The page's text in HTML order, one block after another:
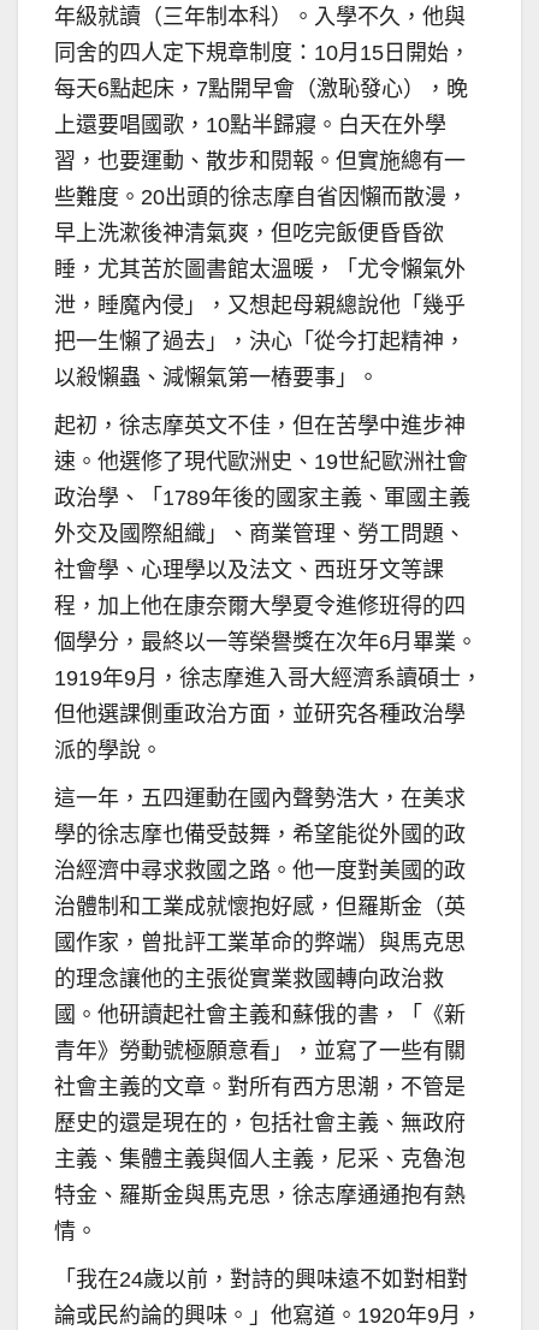
年級就讀（三年制本科）。入學不久，他與
同舍的四人定下規章制度：10月15日開始，
每天6點起床，7點開早會（激恥發心），晚
上還要唱國歌，10點半歸寢。白天在外學
習，也要運動、散步和閱報。但實施總有一
些難度。20出頭的徐志摩自省因懶而散漫，
早上洗漱後神清氣爽，但吃完飯便昏昏欲
睡，尤其苦於圖書館太溫暖，「尤令懶氣外
泄，睡魔內侵」，又想起母親總說他「幾乎
把一生懶了過去」，決心「從今打起精神，
以殺懶蟲、減懶氣第一樁要事」。
起初，徐志摩英文不佳，但在苦學中進步神
速。他選修了現代歐洲史、19世紀歐洲社會
政治學、「1789年後的國家主義、軍國主義
外交及國際組織」、商業管理、勞工問題、
社會學、心理學以及法文、西班牙文等課
程，加上他在康奈爾大學夏令進修班得的四
個學分，最終以一等榮譽獎在次年6月畢業。
1919年9月，徐志摩進入哥大經濟系讀碩士，
但他選課側重政治方面，並研究各種政治學
派的學說。
這一年，五四運動在國內聲勢浩大，在美求
學的徐志摩也備受鼓舞，希望能從外國的政
治經濟中尋求救國之路。他一度對美國的政
治體制和工業成就懷抱好感，但羅斯金（英
國作家，曾批評工業革命的弊端）與馬克思
的理念讓他的主張從實業救國轉向政治救
國。他研讀起社會主義和蘇俄的書，「《新
青年》勞動號極願意看」，並寫了一些有關
社會主義的文章。對所有西方思潮，不管是
歷史的還是現在的，包括社會主義、無政府
主義、集體主義與個人主義，尼采、克魯泡
特金、羅斯金與馬克思，徐志摩通通抱有熱
情。
「我在24歲以前，對詩的興味遠不如對相對
論或民約論的興味。」他寫道。1920年9月，